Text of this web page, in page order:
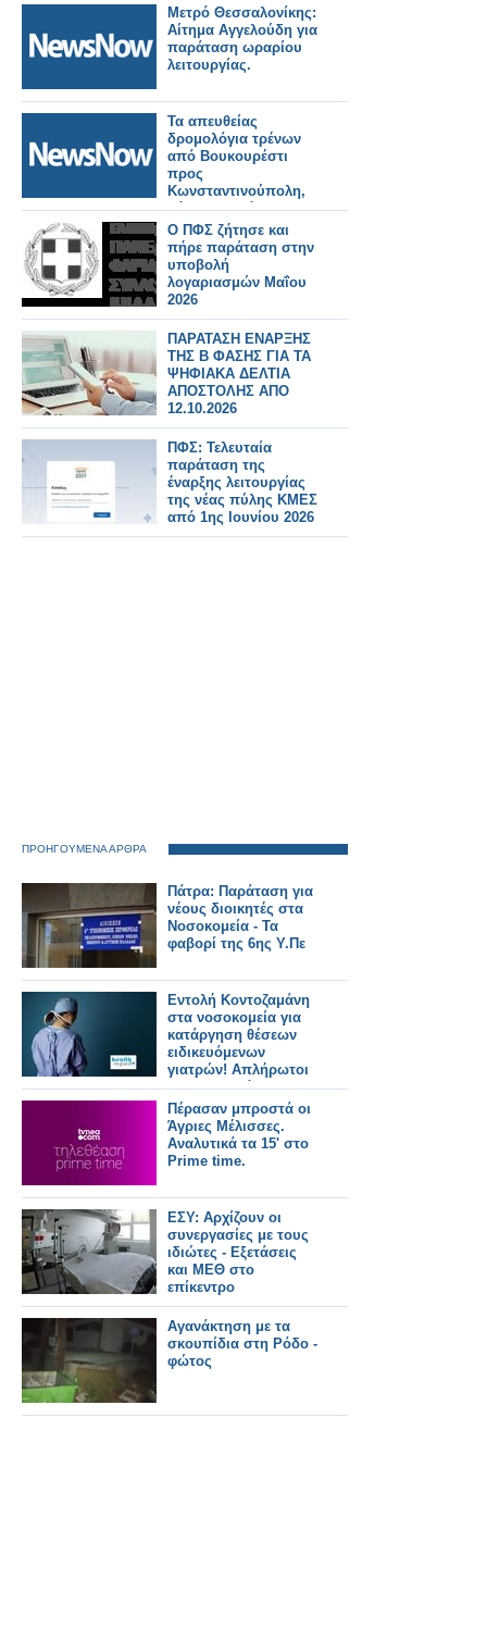
Μετρό Θεσσαλονίκης:
Αίτημα Αγγελούδη για
παράταση ωραρίου
λειτουργίας.
Τα απευθείας
δρομολόγια τρένων
από Βουκουρέστι
προς
Κωνσταντινούπολη,
Σόφια και Βάρνα με
διάρκεια μέχρι τον
Οκτώβριο.
Ο ΠΦΣ ζήτησε και
πήρε παράταση στην
υποβολή
λογαριασμών Μαΐου
2026
ΠΑΡΑΤΑΣΗ ΕΝΑΡΞΗΣ
ΤΗΣ Β ΦΑΣΗΣ ΓΙΑ ΤΑ
ΨΗΦΙΑΚΑ ΔΕΛΤΙΑ
ΑΠΟΣΤΟΛΗΣ ΑΠΟ
12.10.2026
ΠΦΣ: Τελευταία
παράταση της
έναρξης λειτουργίας
της νέας πύλης ΚΜΕΣ
από 1ης Ιουνίου 2026
ΠΡΟΗΓΟΥΜΕΝΑ ΑΡΘΡΑ
Πάτρα: Παράταση για
νέους διοικητές στα
Νοσοκομεία - Τα
φαβορί της 6ης Υ.Πε
Εντολή Κοντοζαμάνη
στα νοσοκομεία για
κατάργηση θέσεων
ειδικευόμενων
γιατρών! Απλήρωτοι
οι εξειδικευόμενοι
Πέρασαν μπροστά οι
Άγριες Μέλισσες.
Αναλυτικά τα 15' στο
Prime time.
ΕΣΥ: Αρχίζουν οι
συνεργασίες με τους
ιδιώτες - Εξετάσεις
και ΜΕΘ στο
επίκεντρο
Αγανάκτηση με τα
σκουπίδια στη Ρόδο -
φώτος